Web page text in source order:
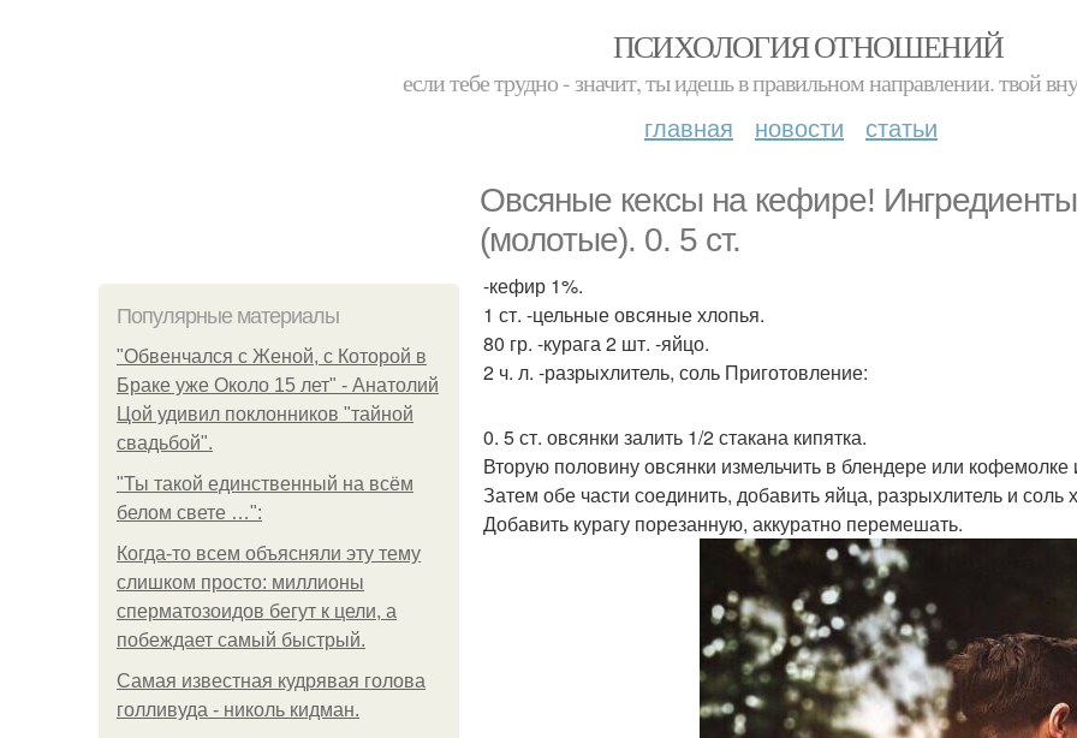
ПСИХОЛОГИЯ ОТНОШЕНИЙ
если тебе трудно - значит, ты идешь в правильном направлении. твой
главная новости статьи
Овсяные кексы на кефире!
(молотые). 0. 5 ст.
Популярные материалы
"Обвенчался с Женой, с Которой в
Браке уже Около 15 лет" - Анатолий
Цой удивил поклонников "тайной
свадьбой".
"Ты такой единственный на всём
белом свете …":
Когда-то всем объясняли эту тему
слишком просто: миллионы
сперматозоидов бегут к цели, а
побеждает самый быстрый.
Самая известная кудрявая голова
голливуда - николь кидман.
-кефир 1%.
1 ст. -цельные овсяные хлопья.
80 гр. -курага 2 шт. -яйцо.
2 ч. л. -разрыхлитель, соль Приготовление:
0. 5 ст. овсянки залить 1/2 стакана кипятка.
Вторую половину овсянки измельчить в блендере или
Затем обе части соединить, добавить яйца, разрыхлитель и
Добавить курагу порезанную, аккуратно перемешать.